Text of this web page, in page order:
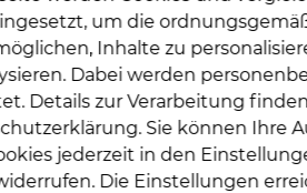
Die 10er-Karte und die
zum Gerätetraining
während der
Rehabilitationszentrums.
Geräte zur Verfügung:
mit den vollständig
um die
Inhalte zu
Dabei werden
Details zur Verarbeitung
Sie können Ihre
jederzeit in den
Die Einstellungen